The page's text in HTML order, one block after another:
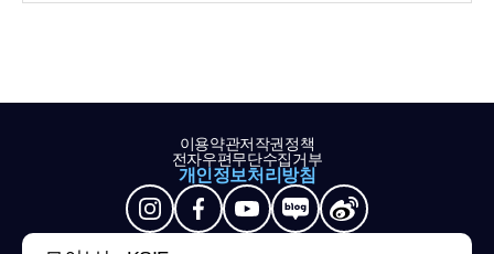
이용약관저작권정책
전자우편무단수집거부
개인정보처리방침